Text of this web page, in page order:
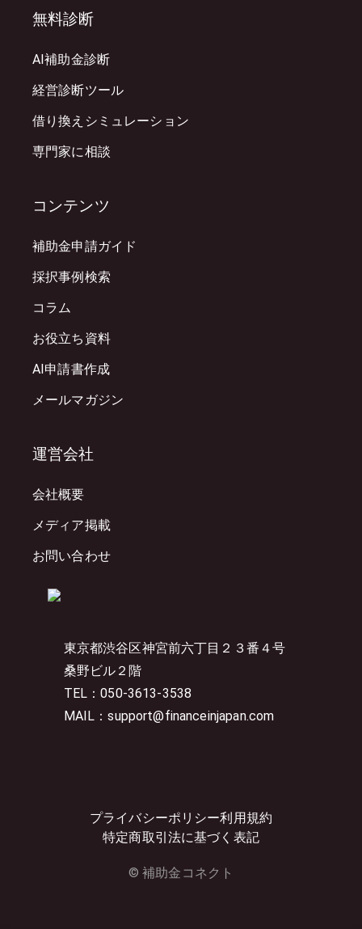
東京都渋谷区神宮前六丁目２３番４号
桑野ビル２階
TEL：050-3613-3538
MAIL：support@financeinjapan.com
プライバシーポリシー利用規約
特定商取引法に基づく表記
© 補助金コネクト
無料診断
AI補助金診断
経営診断ツール
借り換えシミュレーション
専門家に相談
コンテンツ
補助金申請ガイド
採択事例検索
コラム
お役立ち資料
AI申請書作成
メールマガジン
運営会社
会社概要
メディア掲載
お問い合わせ